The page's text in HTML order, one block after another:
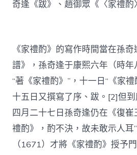
奇逢《跋》、趙御眾《〈家禮酌
《家禮酌》的寫作時間當在孫
譜》，孫奇逢于康熙六年（時
“著《家禮酌》”，十一日“《家
十五日又撰寫了序、跋。[2]但到
四月二十七日孫奇逢仍在《復崔
禮酌》，酌不決，故未敢示人耳
（1671）才將《家禮酌》授予